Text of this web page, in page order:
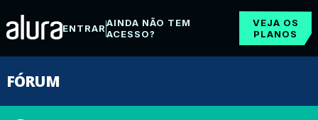
ENTRARAINDA NÃO TEM
ACESSO?
VEJA OS
PLANOS
FÓRUM